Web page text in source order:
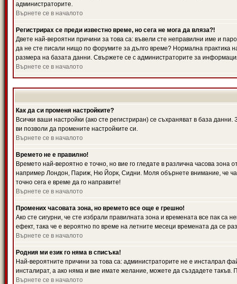
администраторите.
Върнете се в началото
Регистрирах се преди известно време, но сега не мога да вляза?!
Двете най-вероятни причини за това са: въвели сте неправилни име и
да не сте писали нищо по форумите за дълго време? Нормална практика
размера на базата данни. Свържете се с администраторите за
Върнете се в началото
Как да си променя настройките?
Всички ваши настройки (ако сте регистриран) се съхраняват в база данни.
ви позволи да промените настройките си.
Върнете се в началото
Времето не е правилно!
Времето най-вероятно е точно, но вие го гледате в различна часова
например Лондон, Париж, Ню Йорк, Сидни. Моля обърнете внимание, че
точно сега е време да го направите!
Върнете се в началото
Промених часовата зона, но времето все още е грешно!
Ако сте сигурни, че сте избрали правилната зона и времената все пак са
ефект, така че е вероятно по време на летните месеци времената да се
Върнете се в началото
Родния ми език го няма в списъка!
Най-вероятните причини за това са: администраторите не е инсталрал
инсталират, а ако няма и вие имате желание, можете да създадете
Върнете се в началото